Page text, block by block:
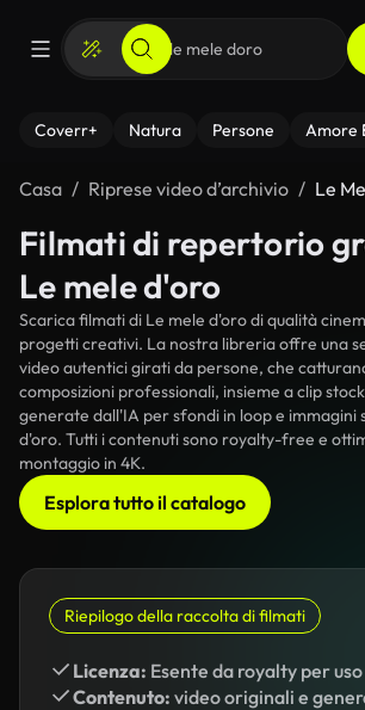
Coverr+ Natura Persone Amore
Casa Riprese video d’archivio Le
Filmati di repertorio
Le mele d'oro
Scarica filmati di Le mele d'oro di qualità
progetti creativi. La nostra libreria offre una
video autentici girati da persone, che
composizioni professionali, insieme a clip
generate dall'IA per sfondi in loop e immagini
d'oro. Tutti i contenuti sono royalty-free e
montaggio in 4K.
Esplora tutto il catalogo
Riepilogo della raccolta di filmati
Licenza: Esente da royalty per
Contenuto: video originali e